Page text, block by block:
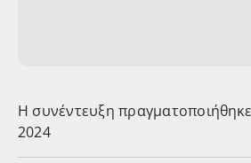
Η συνέντευξη πραγματοποιήθηκε
2024